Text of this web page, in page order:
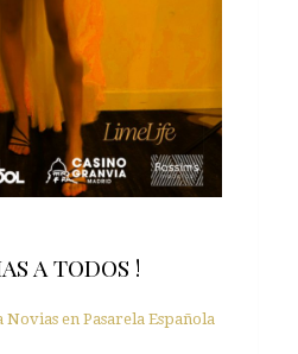
A TODOS !
Novias en Pasarela Española